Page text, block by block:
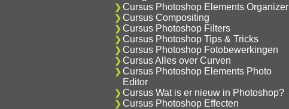
Cursus Photoshop Elements Organizer
Cursus Compositing
Cursus Photoshop Filters
Cursus Photoshop Tips & Tricks
Cursus Photoshop Fotobewerkingen
Cursus Alles over Curven
Cursus Photoshop Elements Photo
Editor
Cursus Wat is er nieuw in Photoshop?
Cursus Photoshop Effecten